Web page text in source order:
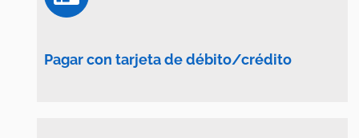
Pagar con tarjeta de débito/crédito